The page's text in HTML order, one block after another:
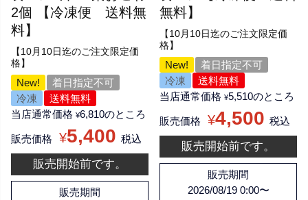
【10月10日迄のご注文限定価
格】
2個 【冷凍便 送料無
料】
New!
着日指定不可
冷凍
送料無料
当店通常価格 ¥6,810のところ
販売価格 ¥5,400 税込
販売開始前です。
販売期間
【10月10日迄のご注文限定価
格】
無料】
New!
着日指定不可
冷凍
送料無料
当店通常価格 ¥5,510のところ
販売価格 ¥4,500 税込
販売開始前です。
販売期間
2026/08/19 0:00〜